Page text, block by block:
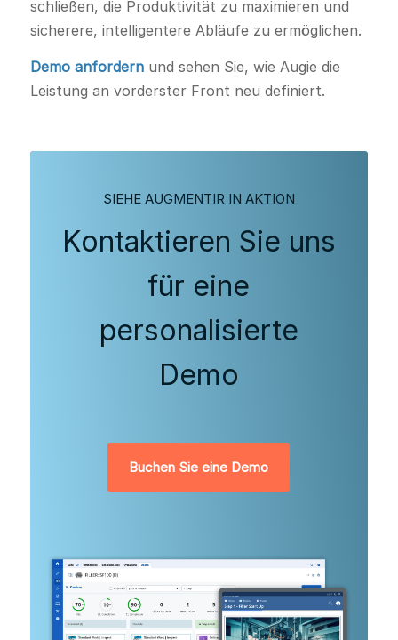
schließen, die Produktivität zu maximieren und
sicherere, intelligentere Abläufe zu ermöglichen.
Demo anfordernund sehen Sie, wie Augie die
Leistung an vorderster Front neu definiert.
SIEHE AUGMENTIR IN AKTION
Kontaktieren Sie uns
für eine
personalisierte
Demo
Buchen Sie eine Demo